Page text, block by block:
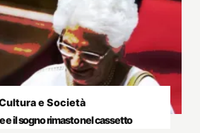
e Società
e il sogno rimasto nel cassetto